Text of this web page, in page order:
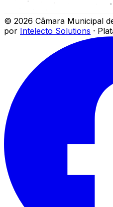
© 2026 Câmara Municipal
por Intelecto Solutions ·